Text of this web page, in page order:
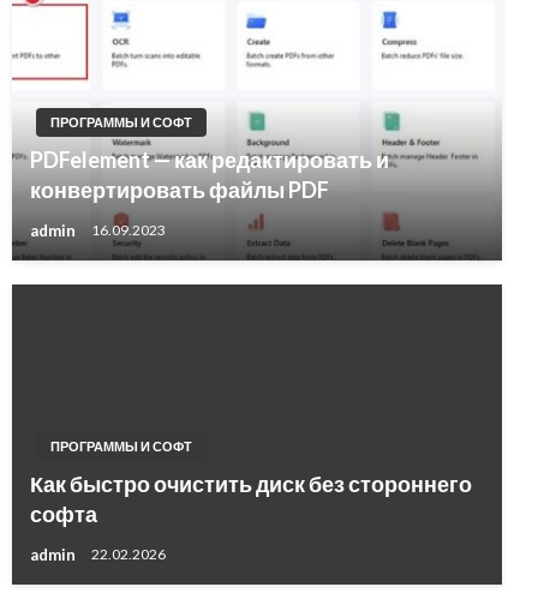
ПРОГРАММЫ И СОФТ
PDFelement — как редактировать и
конвертировать файлы PDF
admin 16.09.2023
ПРОГРАММЫ И СОФТ
Как быстро очистить диск без стороннего
софта
admin 22.02.2026